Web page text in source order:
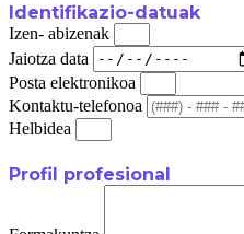
Identifikazio-datuak
Izen- abizenak
Jaiotza data
Posta elektronikoa
Kontaktu-telefonoa
Helbidea
Profil profesional